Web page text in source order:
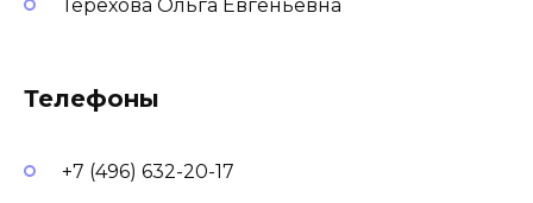
Терехова Ольга Евгеньевна
Телефоны
+7 (496) 632-20-17